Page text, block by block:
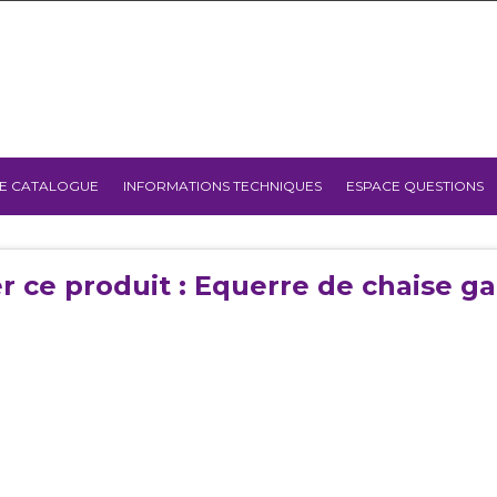
CATALOGUE INFORMATIONS TECHNIQUES ESPACE QUESTIONS
ce produit : Equerre de chaise